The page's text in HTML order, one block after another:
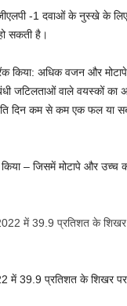
-1 दवाओं के नुस्खे के
सकती है।
किया: अधिक वजन और
जटिलताओं वाले वयस्कों का
दिन कम से कम एक फल या
– जिसमें मोटापे और उच्च
में 39.9 प्रतिशत के शिखर